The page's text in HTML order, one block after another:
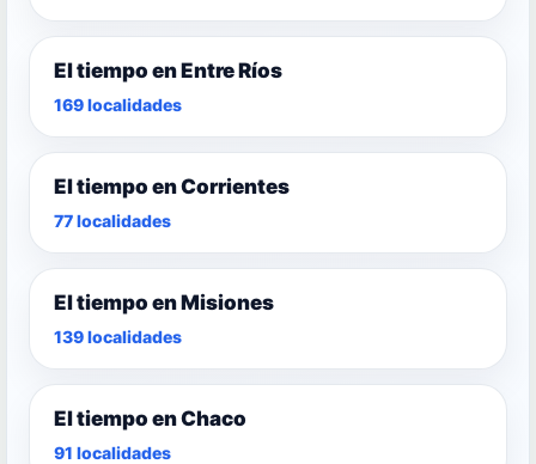
El tiempo en Entre Ríos
169 localidades
El tiempo en Corrientes
77 localidades
El tiempo en Misiones
139 localidades
El tiempo en Chaco
91 localidades